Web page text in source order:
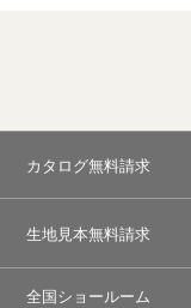
カタログ無料請求
生地見本無料請求
全国ショールーム